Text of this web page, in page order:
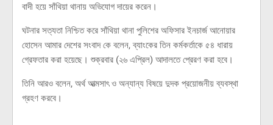
বাদী হয়ে সাঁথিয়া থানায় অভিযোগ দায়ের করেন।
ঘটনার সত্যতা নিশ্চিত করে সাঁথিয়া থানা পুলিশের অফিসার ইনচার্জ আনোয়ার
হোসেন আমার দেশের সংবাদ কে বলেন, ব্যাংকের তিন কর্মকর্তাকে ৫৪ ধারায়
গ্রেফতার করা হয়েছে। শুক্রবার (২৬ এপ্রিল) আদালতে প্রেরণ করা হবে।
তিনি আরও বলেন, অর্থ আত্মসাৎ ও অন্যান্য বিষয়ে দুদক প্রয়োজনীয় ব্যবস্থা
গ্রহণ করবে।